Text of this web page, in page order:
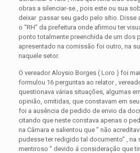
obras a silenciar-se , pois este ou sua
deixar passar seu gado pelo sítio. Disse
o “RH” da prefeitura onde afirmou ter
ponto totalmente preenchida de um dos
apresentado na comissão foi outro, na
naquele setor.
O vereador Aloysio Borges ( Loro ) foi
formulou 16 perguntas ao relator ,
questionava várias situações, algumas
opinião, omitidas, que constavam em
foi a ausência de pedido de envio da
citando que neste constava apenas o
na Câmara e salientou que ” não
pudesse ter redigido tal documento” , na
mentiroso ” devido á consideração que